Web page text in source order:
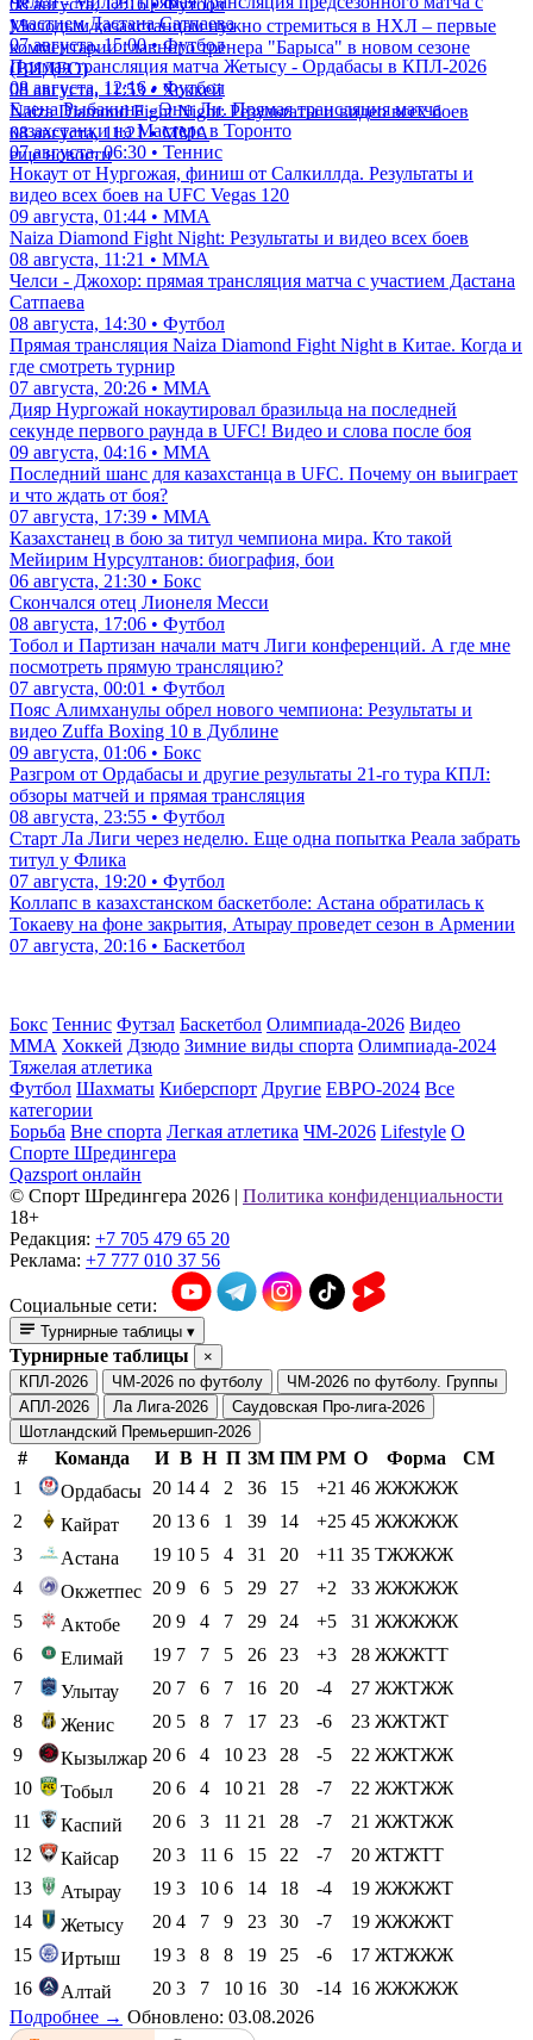
08 августа, 12:16 • Футбол
Молодым казахстанцам нужно стремиться в НХЛ – первые
комментарии главного тренера "Барыса" в новом сезоне
(ВИДЕО)
08 августа, 11:53 • Хоккей
Naiza Diamond Fight Night: Результаты и видео всех боев
08 августа, 11:21 • ММА
еще новости
участием Дастана Сатпаева
07 августа, 15:00 • Футбол
Прямая трансляция матча Жетысу - Ордабасы в КПЛ-2026
08 августа, 12:16 • Футбол
Елена Рыбакина - Энн Ли. Прямая трансляция матча
казахстанки на Мастерс в Торонто
07 августа, 06:30 • Теннис
Нокаут от Нургожая, финиш от Салкиллда. Результаты и
видео всех боев на UFC Vegas 120
09 августа, 01:44 • ММА
Naiza Diamond Fight Night: Результаты и видео всех боев
08 августа, 11:21 • ММА
Челси - Джохор: прямая трансляция матча с участием Дастана
Сатпаева
08 августа, 14:30 • Футбол
Прямая трансляция Naiza Diamond Fight Night в Китае. Когда и
где смотреть турнир
07 августа, 20:26 • ММА
Дияр Нургожай нокаутировал бразильца на последней
секунде первого раунда в UFC! Видео и слова после боя
09 августа, 04:16 • ММА
Последний шанс для казахстанца в UFC. Почему он выиграет
и что ждать от боя?
07 августа, 17:39 • ММА
Казахстанец в бою за титул чемпиона мира. Кто такой
Мейирим Нурсултанов: биография, бои
06 августа, 21:30 • Бокс
Скончался отец Лионеля Месси
08 августа, 17:06 • Футбол
Тобол и Партизан начали матч Лиги конференций. А где мне
посмотреть прямую трансляцию?
07 августа, 00:01 • Футбол
Пояс Алимханулы обрел нового чемпиона: Результаты и
видео Zuffa Boxing 10 в Дублине
09 августа, 01:06 • Бокс
Разгром от Ордабасы и другие результаты 21-го тура КПЛ:
обзоры матчей и прямая трансляция
08 августа, 23:55 • Футбол
Старт Ла Лиги через неделю. Еще одна попытка Реала забрать
титул у Флика
07 августа, 19:20 • Футбол
Коллапс в казахстанском баскетболе: Астана обратилась к
Токаеву на фоне закрытия, Атырау проведет сезон в Армении
07 августа, 20:16 • Баскетбол
Бокс Теннис Футзал Баскетбол Олимпиада-2026 Видео
ММА Хоккей Дзюдо Зимние виды спорта Олимпиада-2024
Тяжелая атлетика
Футбол Шахматы Киберспорт Другие ЕВРО-2024 Все
категории
Борьба Вне спорта Легкая атлетика ЧМ-2026 Lifestyle О
Спорте Шредингера
Qazsport онлайн
© Cпорт Шредингера 2026 | Политика конфиденциальности
18+
Редакция: +7 705 479 65 20
Реклама: +7 777 010 37 56
Социальные сети:
Турнирные таблицы ▾
Турнирные таблицы
×
КПЛ-2026
ЧМ-2026 по футболу
ЧМ-2026 по футболу. Группы
АПЛ-2026
Ла Лига-2026
Саудовская Про-лига-2026
Шотландский Премьершип-2026
# Команда И В Н П ЗМ ПМ РМ О Форма
СМ
1
Ордабасы 20 14 4 2 36 15 +21 46 ЖЖЖЖЖ
2
Кайрат 20 13 6 1 39 14 +25 45 ЖЖЖЖЖ
3
Астана 19 10 5 4 31 20 +11 35 ТЖЖЖЖ
4
Окжетпес 20 9 6 5 29 27 +2 33 ЖЖЖЖЖ
5
Актобе 20 9 4 7 29 24 +5 31 ЖЖЖЖЖ
6
Елимай 19 7 7 5 26 23 +3 28 ЖЖЖТТ
7
Улытау 20 7 6 7 16 20 -4 27 ЖЖТЖЖ
8
Женис 20 5 8 7 17 23 -6 23 ЖЖТЖТ
9
Кызылжар 20 6 4 10 23 28 -5 22 ЖЖТЖЖ
10
Тобыл 20 6 4 10 21 28 -7 22 ЖЖТЖЖ
11
Каспий 20 6 3 11 21 28 -7 21 ЖЖТЖЖ
12
Кайсар 20 3 11 6 15 22 -7 20 ЖТЖТТ
13
Атырау 19 3 10 6 14 18 -4 19 ЖЖЖЖТ
14
Жетысу 20 4 7 9 23 30 -7 19 ЖЖЖЖТ
15
Иртыш 19 3 8 8 19 25 -6 17 ЖТЖЖЖ
16
Алтай 20 3 7 10 16 30 -14 16 ЖЖЖЖЖ
Подробнее → Обновлено: 03.08.2026